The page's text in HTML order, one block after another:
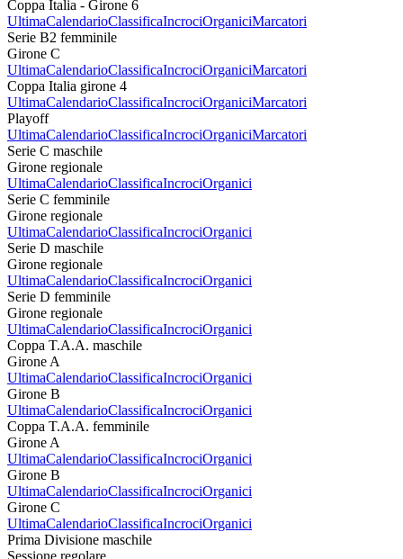
Coppa Italia - Girone 6
UltimaCalendarioClassificaIncrociOrganiciMarcatori
Serie B2 femminile
Girone C
UltimaCalendarioClassificaIncrociOrganiciMarcatori
Coppa Italia girone 4
UltimaCalendarioClassificaIncrociOrganiciMarcatori
Playoff
UltimaCalendarioClassificaIncrociOrganiciMarcatori
Serie C maschile
Girone regionale
UltimaCalendarioClassificaIncrociOrganici
Serie C femminile
Girone regionale
UltimaCalendarioClassificaIncrociOrganici
Serie D maschile
Girone regionale
UltimaCalendarioClassificaIncrociOrganici
Serie D femminile
Girone regionale
UltimaCalendarioClassificaIncrociOrganici
Coppa T.A.A. maschile
Girone A
UltimaCalendarioClassificaIncrociOrganici
Girone B
UltimaCalendarioClassificaIncrociOrganici
Coppa T.A.A. femminile
Girone A
UltimaCalendarioClassificaIncrociOrganici
Girone B
UltimaCalendarioClassificaIncrociOrganici
Girone C
UltimaCalendarioClassificaIncrociOrganici
Prima Divisione maschile
Sessione regolare